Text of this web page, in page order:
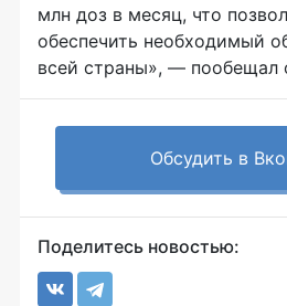
млн доз в месяц, что
обеспечить необходимый
всей страны», — пообещал
Обсудить в
Поделитесь новостью: